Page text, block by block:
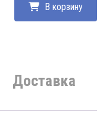
В корзину
Доставка